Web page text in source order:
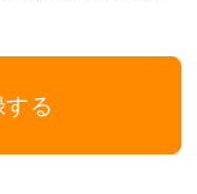
る